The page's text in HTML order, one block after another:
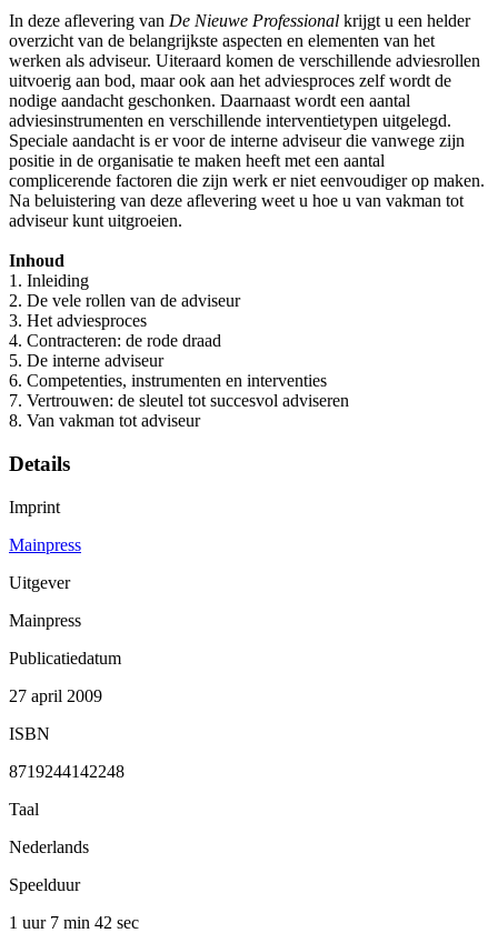
In deze aflevering van De Nieuwe Professional krijgt u een helder
overzicht van de belangrijkste aspecten en elementen van het
werken als adviseur. Uiteraard komen de verschillende adviesrollen
uitvoerig aan bod, maar ook aan het adviesproces zelf wordt de
nodige aandacht geschonken. Daarnaast wordt een aantal
adviesinstrumenten en verschillende interventietypen uitgelegd.
Speciale aandacht is er voor de interne adviseur die vanwege zijn
positie in de organisatie te maken heeft met een aantal
complicerende factoren die zijn werk er niet eenvoudiger op maken.
Na beluistering van deze aflevering weet u hoe u van vakman tot
adviseur kunt uitgroeien.
Inhoud
1. Inleiding
2. De vele rollen van de adviseur
3. Het adviesproces
4. Contracteren: de rode draad
5. De interne adviseur
6. Competenties, instrumenten en interventies
7. Vertrouwen: de sleutel tot succesvol adviseren
8. Van vakman tot adviseur
Details
Imprint
Mainpress
Uitgever
Mainpress
Publicatiedatum
27 april 2009
ISBN
8719244142248
Taal
Nederlands
Speelduur
1 uur 7 min 42 sec